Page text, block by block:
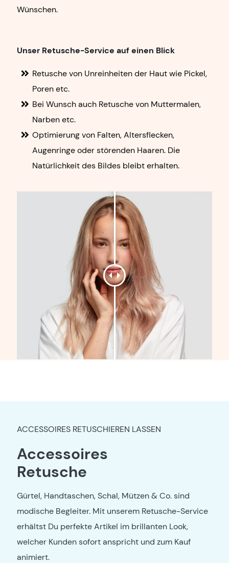
Wünschen.
Unser Retusche-Service auf einen Blick
Retusche von Unreinheiten der Haut wie Pickel,
Poren etc.
Bei Wunsch auch Retusche von Muttermalen,
Narben etc.
Optimierung von Falten, Altersflecken,
Augenringe oder störenden Haaren. Die
Natürlichkeit des Bildes bleibt erhalten.
ACCESSOIRES RETUSCHIEREN LASSEN
Accessoires
Retusche
Gürtel, Handtaschen, Schal, Mützen & Co. sind
modische Begleiter. Mit unserem Retusche-Service
erhältst Du perfekte Artikel im brillanten Look,
welcher Kunden sofort anspricht und zum Kauf
animiert.